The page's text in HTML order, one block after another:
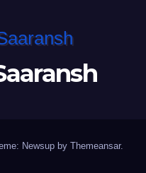
Newsup by Themeansar.